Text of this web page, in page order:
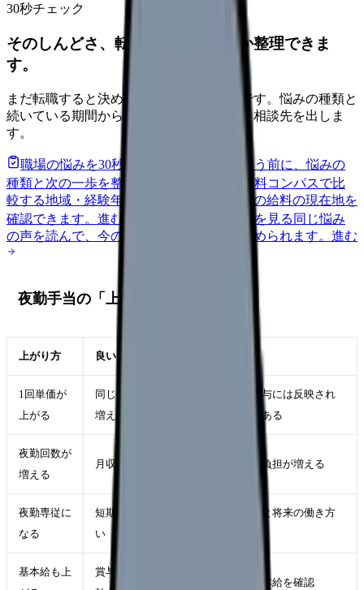
30秒チェック
そのしんどさ、転職すべきサインか整理できま
す。
まだ転職すると決めていなくても大丈夫です。悩みの種類と
続いている期間から、次に見るべき記事と相談先を出しま
す。
職場の悩みを30秒で診断
辞めるべきか迷う前に、悩みの
種類と次の一歩を整理します。
給料コンパスで比
較する地域・経験年数・施設形態から、今の給料の現在地を
確認できます。 進む 匿名掲示板で本音を見る 同じ悩み
の声を読んで、今の職場だけの問題か確かめられます。 進む
夜勤手当の「上がった」を分解する
上がり方 良い点
1回単価が
上がる
同じ回数で収入が
増える
基本給や賞与には反映され
ない場合がある
夜勤回数が
増える
月収は増えやすい 睡眠・健康負担が増える
夜勤専従に
なる
短期的に稼ぎやす
い
生活リズムと将来の働き方
基本給も上
賞与・退職金にも
求人票で基本給を確認